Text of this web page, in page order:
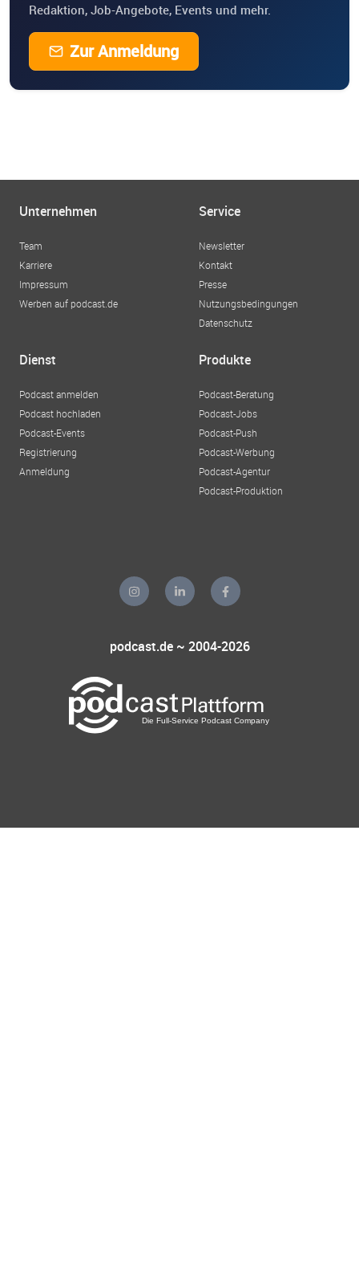
Redaktion, Job-Angebote, Events und mehr.
Zur Anmeldung
Unternehmen
Team
Karriere
Impressum
Werben auf podcast.de
Service
Newsletter
Kontakt
Presse
Nutzungsbedingungen
Datenschutz
Dienst
Podcast anmelden
Podcast hochladen
Podcast-Events
Registrierung
Anmeldung
Produkte
Podcast-Beratung
Podcast-Jobs
Podcast-Push
Podcast-Werbung
Podcast-Agentur
Podcast-Produktion
podcast.de ~ 2004-2026